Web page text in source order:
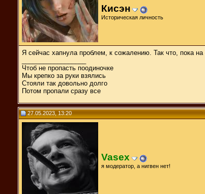
Кисэн
Историческая личность
Я сейчас хапнула проблем, к сожалению. Так что, пока
Чтоб не пропасть поодиночке
Мы крепко за руки взялись
Стояли так довольно долго
Потом пропали сразу все
27.05.2023, 13:20
Vasex
я модератор, а нигвен нет!